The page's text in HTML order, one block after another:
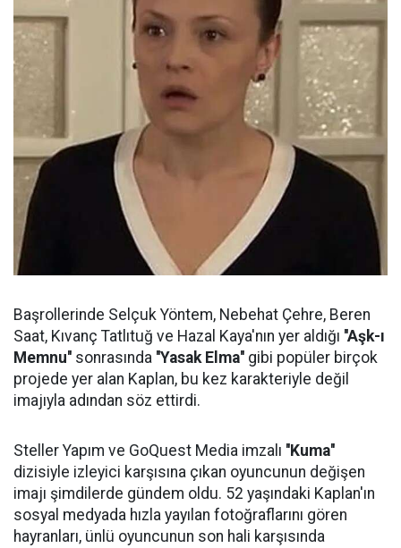
Başrollerinde Selçuk Yöntem, Nebehat Çehre, Beren
Saat, Kıvanç Tatlıtuğ ve Hazal Kaya'nın yer aldığı ''Aşk-ı
Memnu'' sonrasında ''Yasak Elma'' gibi popüler birçok
projede yer alan Kaplan, bu kez karakteriyle değil
imajıyla adından söz ettirdi.
Steller Yapım ve GoQuest Media imzalı ''Kuma''
dizisiyle izleyici karşısına çıkan oyuncunun değişen
imajı şimdilerde gündem oldu. 52 yaşındaki Kaplan'ın
sosyal medyada hızla yayılan fotoğraflarını gören
hayranları, ünlü oyuncunun son hali karşısında